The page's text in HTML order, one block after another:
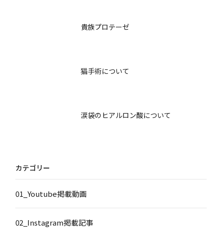
貴族プロテーゼ
猫手術について
涙袋のヒアルロン酸について
カテゴリー
01_Youtube掲載動画
02_Instagram掲載記事